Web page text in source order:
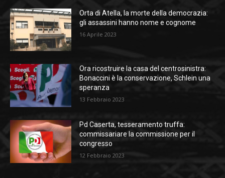
Orta di Atella, la morte della democrazia:
gli assassini hanno nome e cognome
16 Aprile 2023
Ora ricostruire la casa del centrosinistra:
Bonaccini è la conservazione, Schlein una
speranza
13 Febbraio 2023
Pd Caserta, tesseramento truffa:
commissariare la commissione per il
congresso
12 Febbraio 2023